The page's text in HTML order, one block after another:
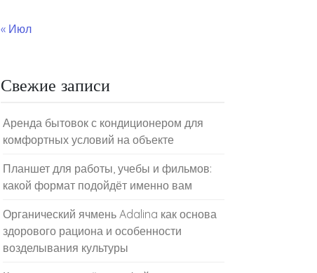
« Июл
Свежие записи
Аренда бытовок с кондиционером для
комфортных условий на объекте
Планшет для работы, учебы и фильмов:
какой формат подойдёт именно вам
Органический ячмень Adalina как основа
здорового рациона и особенности
возделывания культуры